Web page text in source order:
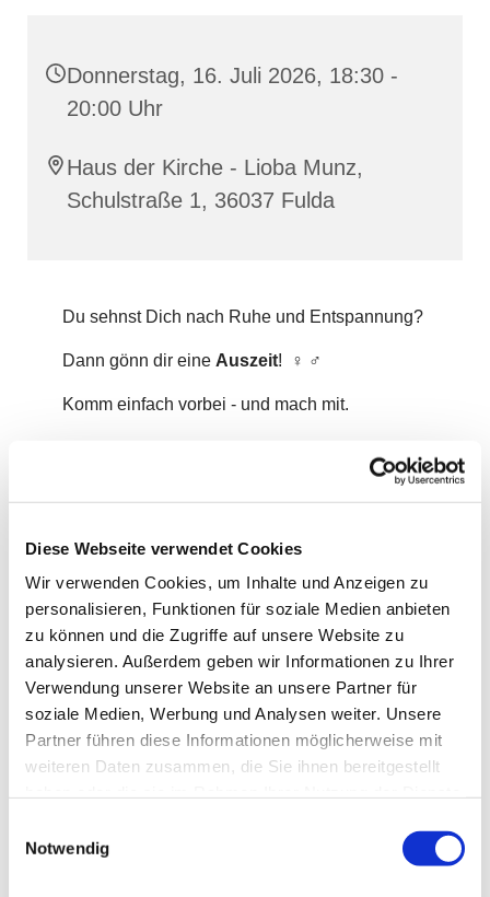
Diese Webseite verwendet Cookies
Wir verwenden Cookies, um Inhalte und Anzeigen zu
personalisieren, Funktionen für soziale Medien anbieten
zu können und die Zugriffe auf unsere Website zu
analysieren. Außerdem geben wir Informationen zu Ihrer
Verwendung unserer Website an unsere Partner für
soziale Medien, Werbung und Analysen weiter. Unsere
Partner führen diese Informationen möglicherweise mit
weiteren Daten zusammen, die Sie ihnen bereitgestellt
Notwendig
Donnerstag, 16. Juli 2026, 18:30 -
20:00 Uhr
Haus der Kirche - Lioba Munz,
Schulstraße 1, 36037 Fulda
Du sehnst Dich nach Ruhe und Entspannung?
Dann gönn dir eine Auszeit! ‍♀️ ‍♂️
Komm einfach vorbei - und mach mit.